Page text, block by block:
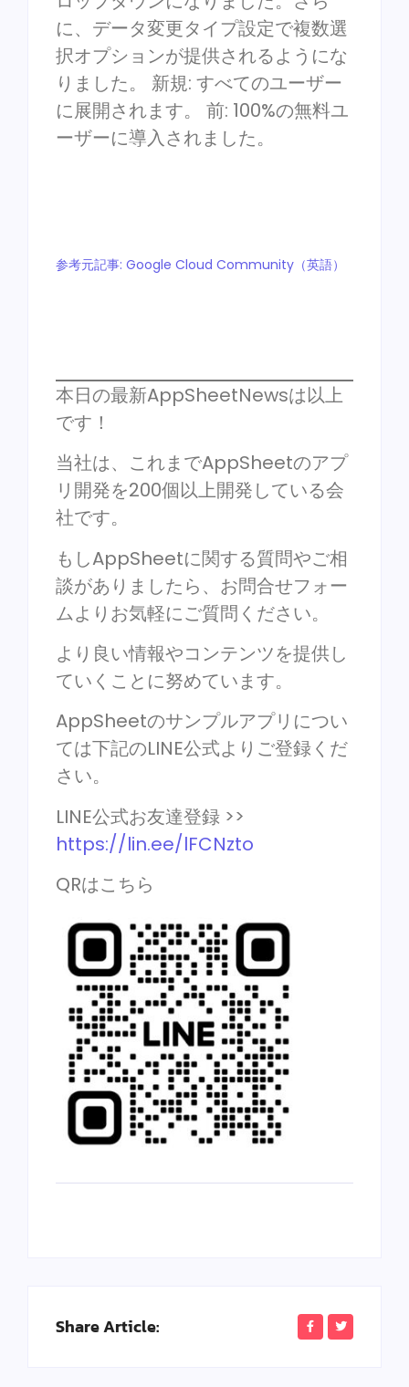
に、データ変更タイプ設定で複数選
択オプションが提供されるようにな
りました。 新規: すべてのユーザー
に展開されます。 前: 100%の無料ユ
ーザーに導入されました。
参考元記事: Google Cloud Community（英語）
本日の最新AppSheetNewsは以上
です！
当社は、これまでAppSheetのアプ
リ開発を200個以上開発している会
社です。
もしAppSheetに関する質問やご相
談がありましたら、お問合せフォー
ムよりお気軽にご質問ください。
より良い情報やコンテンツを提供し
ていくことに努めています。
AppSheetのサンプルアプリについ
ては下記のLINE公式よりご登録くだ
さい。
LINE公式お友達登録 >>
https://lin.ee/lFCNzto
QRはこちら
Share Article: